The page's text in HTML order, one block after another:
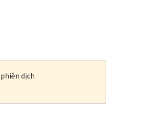
dịch